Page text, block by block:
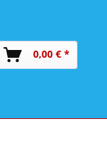
0,00 € *